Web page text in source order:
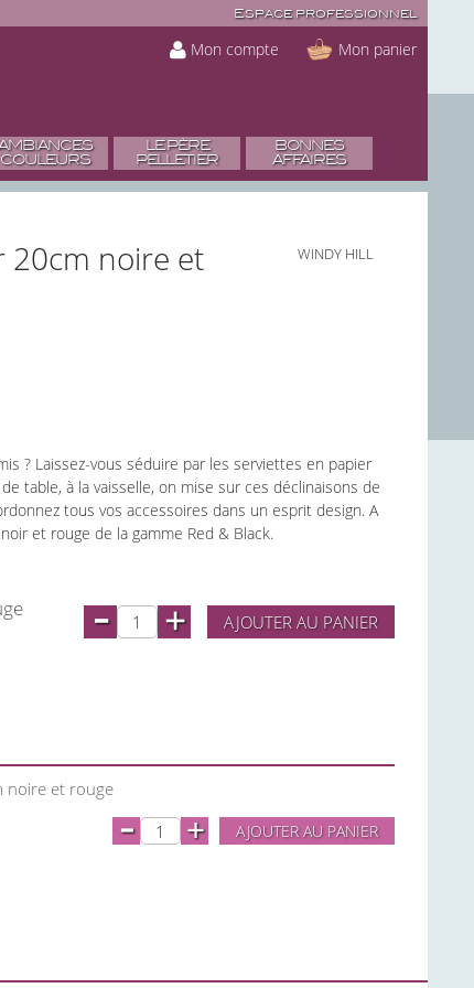
Espace professionnel
Mon compte Mon panier
COULEURS
LE PÈRE
PELLETIER
BONNES
AFFAIRES
20cm noire et
WINDY HILL
? Laissez-vous séduire par les serviettes en papier
table, à la vaisselle, on mise sur ces déclinaisons de
tous vos accessoires dans un esprit design. A
et rouge de la gamme Red & Black.
AJOUTER AU PANIER
- +
noire et rouge
AJOUTER AU PANIER
- +